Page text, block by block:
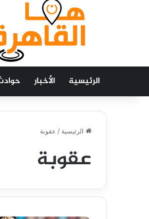
الرئيسية الأخبار
الرئيسية / عقوبة
عقوبة